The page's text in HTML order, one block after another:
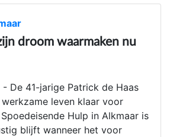
droom waarmaken nu
- De 41-jarige Patrick de Haas
leven klaar voor
Hulp in Alkmaar is
blijft wanneer het voor